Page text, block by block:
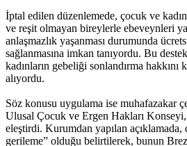
İptal edilen düzenlemede, çocuk ve
ve reşit olmayan bireylerle ebeveynleri
anlaşmazlık yaşanması durumunda
sağlanmasına imkan tanıyordu. Bu
kadınların gebeliği sonlandırma
alıyordu.
Söz konusu uygulama ise muhafazakar
Ulusal Çocuk ve Ergen Hakları Konseyi,
eleştirdi. Kurumdan yapılan
gerileme” olduğu belirtilerek, bunun